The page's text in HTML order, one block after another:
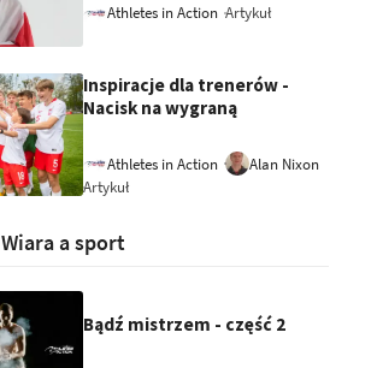
Athletes in Action Artykuł
Inspiracje dla trenerów -
Nacisk na wygraną
Athletes in Action
Alan Nixon
Artykuł
Wiara a sport
Bądź mistrzem - część 2